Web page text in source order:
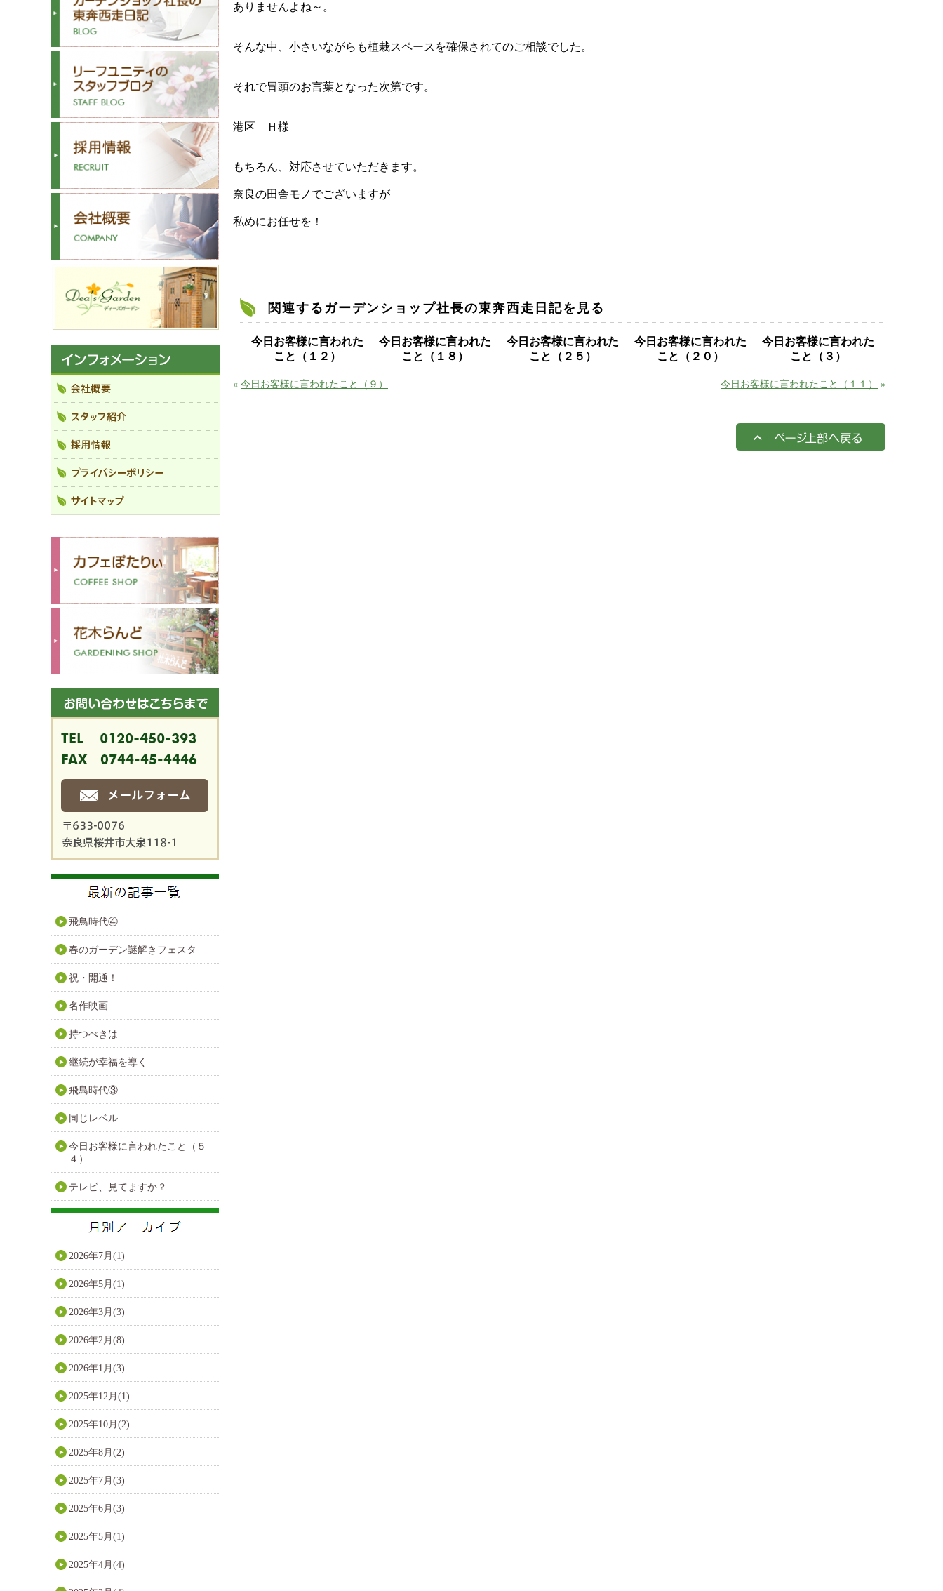
ありませんよね～。
そんな中、小さいながらも植栽スペースを確保されてのご相談でした。
それで冒頭のお言葉となった次第です。
港区 Ｈ様
もちろん、対応させていただきます。
奈良の田舎モノでございますが
私めにお任せを！
関連するガーデンショップ社長の東奔西走日記を見る
今日お客様に言われた
こと（１２）
今日お客様に言われた
こと（１８）
今日お客様に言われた
こと（２５）
今日お客様に言われた
こと（２０）
今日お客様に言われた
こと（３）
« 今日お客様に言われたこと（９） 今日お客様に言われたこと（１１） »
飛鳥時代④
春のガーデン謎解きフェスタ
祝・開通！
名作映画
持つべきは
継続が幸福を導く
飛鳥時代③
同じレベル
今日お客様に言われたこと（５
４）
テレビ、見てますか？
2026年7月(1)
2026年5月(1)
2026年3月(3)
2026年2月(8)
2026年1月(3)
2025年12月(1)
2025年10月(2)
2025年8月(2)
2025年7月(3)
2025年6月(3)
2025年5月(1)
2025年4月(4)